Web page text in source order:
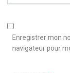
Enregistrer mon
navigateur pour